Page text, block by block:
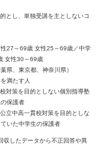
とし、単独受講を主としないコ
27～69歳 女性25～69歳／中学
女性30～69歳
県、東京都、神奈川県）
満たす人
対策を目的としない個別指導塾
保護者
立中高一貫校対策を目的としな
いた中学生の保護者
収したデータから不正回答や異